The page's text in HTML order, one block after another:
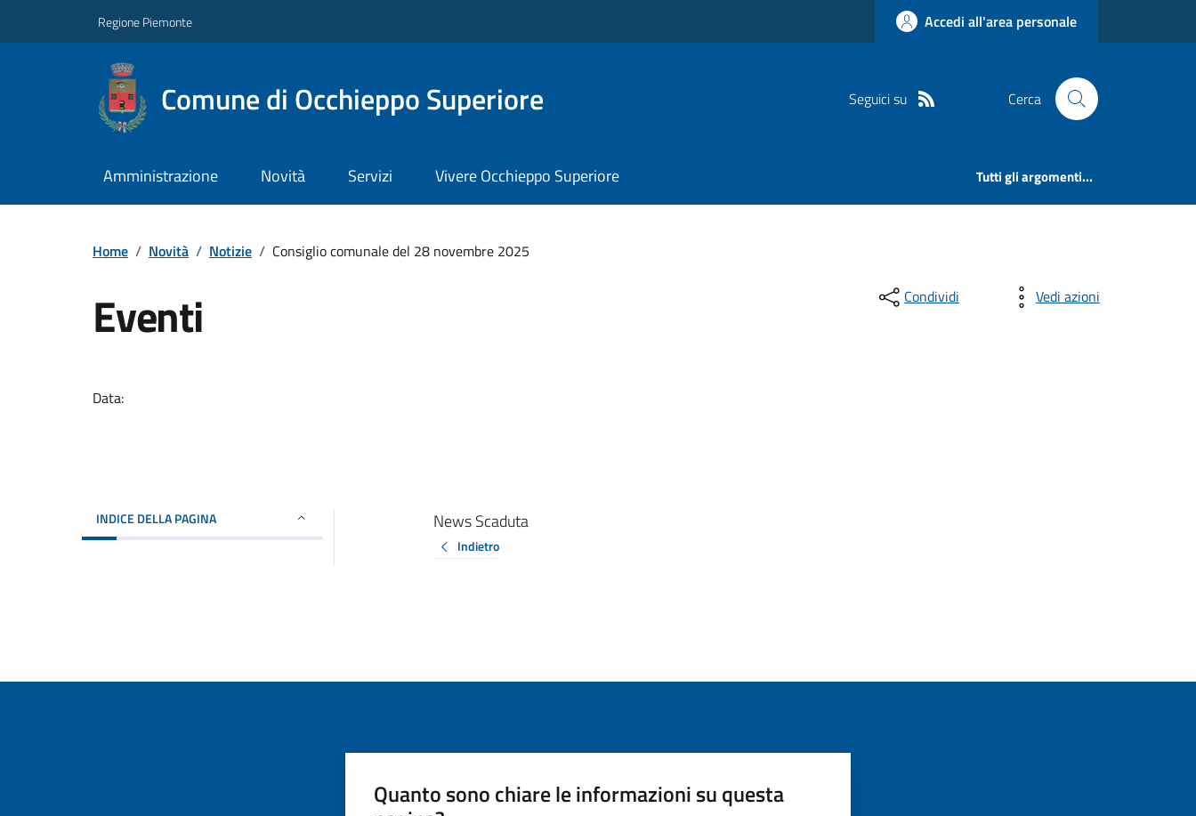
Regione Piemonte Accedi all'area personale
Comune di Occhieppo Superiore Seguici su Cerca
Amministrazione Novità Servizi Vivere Occhieppo Superiore Tutti gli argomenti...
Home / Novità / Notizie / Consiglio comunale del 28 novembre 2025
Eventi
Data:
Condividi Vedi azioni
INDICE DELLA PAGINA News Scaduta
Indietro
Quanto sono chiare le informazioni su questa